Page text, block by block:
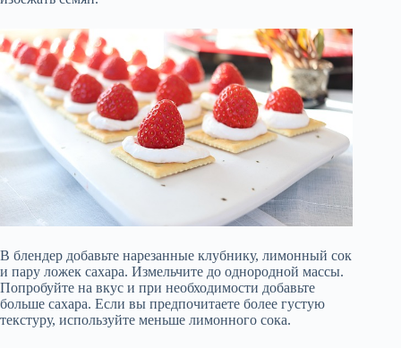
В блендер добавьте нарезанные клубнику, лимонный сок
и пару ложек сахара. Измельчите до однородной массы.
Попробуйте на вкус и при необходимости добавьте
больше сахара. Если вы предпочитаете более густую
текстуру, используйте меньше лимонного сока.